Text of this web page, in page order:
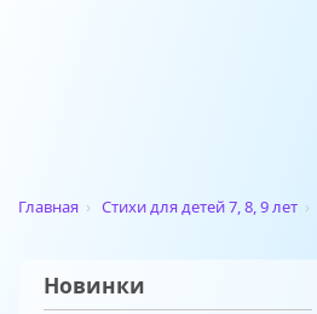
Главная › Стихи для детей 7, 8, 9 лет ›
Новинки